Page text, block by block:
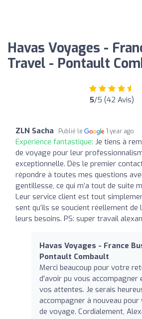
Havas Voyages -
Travel - Pontault
5/5 (42 Avis)
ZLN Sacha Publié le 1 year ago
Expérience fantastique: Je tiens à
de voyage pour leur
exceptionnelle. Dès le premier
répondre à toutes mes questions
gentillesse, ce qui m’a tout de suite
Leur service client est tout
sent qu’ils se soucient réellement de
leurs besoins. PS: super travail
Havas Voyages - France
Pontault Combault
Merci beaucoup pour votre
d'avoir pu vous accompagner
vos attentes. Je serais
accompagner à nouveau
de voyage. Cordialement,